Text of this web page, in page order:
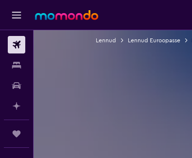
Lennud Lennud Euroopasse